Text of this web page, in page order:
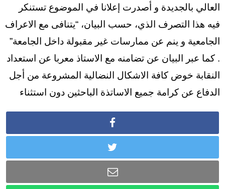
العالي بالجديدة و أصدرت إعلانا في الموضوع تستنكر
فيه هذا التصرف الذي، حسب البيان، “يتنافى مع الاعراف
الجامعية و ينم عن ممارسات غير مقبولة داخل الجامعة”
. كما عبر البيان عن تضامنه مع الاستاذ معربا عن استعداد
النقابة خوض كافة الاشكال النضالية المشروعة من أجل
الدفاع عن كرامة جميع الاساتذة الباحثين دون استثناء